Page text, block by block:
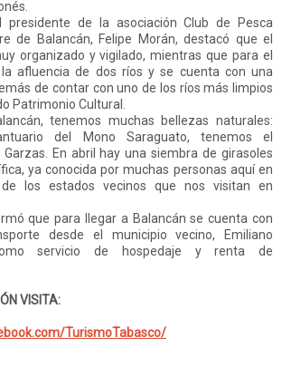
presidente de la asociación Club de Pesca
de Balancán, Felipe Morán, destacó que el
organizado y vigilado, mientras que para el
afluencia de dos ríos y se cuenta con una
de contar con uno de los ríos más limpios
Patrimonio Cultural.
tenemos muchas bellezas naturales:
del Mono Saraguato, tenemos el
En abril hay una siembra de girasoles
ya conocida por muchas personas aquí en
los estados vecinos que nos visitan en
que para llegar a Balancán se cuenta con
desde el municipio vecino, Emiliano
servicio de hospedaje y renta de
VISITA:
TurismoTabasco/